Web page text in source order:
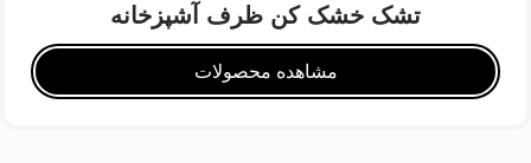
تشک خشک کن ظرف آشپزخانه
مشاهده محصولات